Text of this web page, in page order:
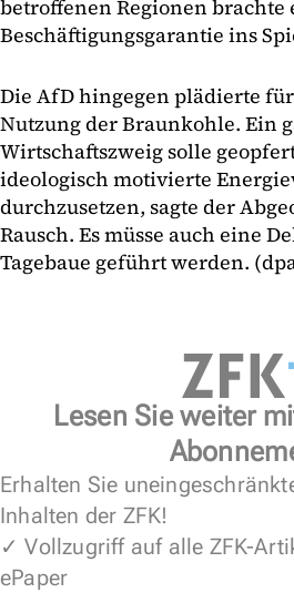
betroffenen Regionen brachte
Beschäftigungsgarantie ins
Die AfD hingegen plädierte
Nutzung der Braunkohle. Ein
Wirtschaftszweig solle
ideologisch motivierte
durchzusetzen, sagte der
Rausch. Es müsse auch eine
Tagebaue geführt werden.
Lesen Sie weiter
Erhalten Sie
Inhalten der ZFK!
✓ Vollzugriff auf alle ZFK-
ePaper